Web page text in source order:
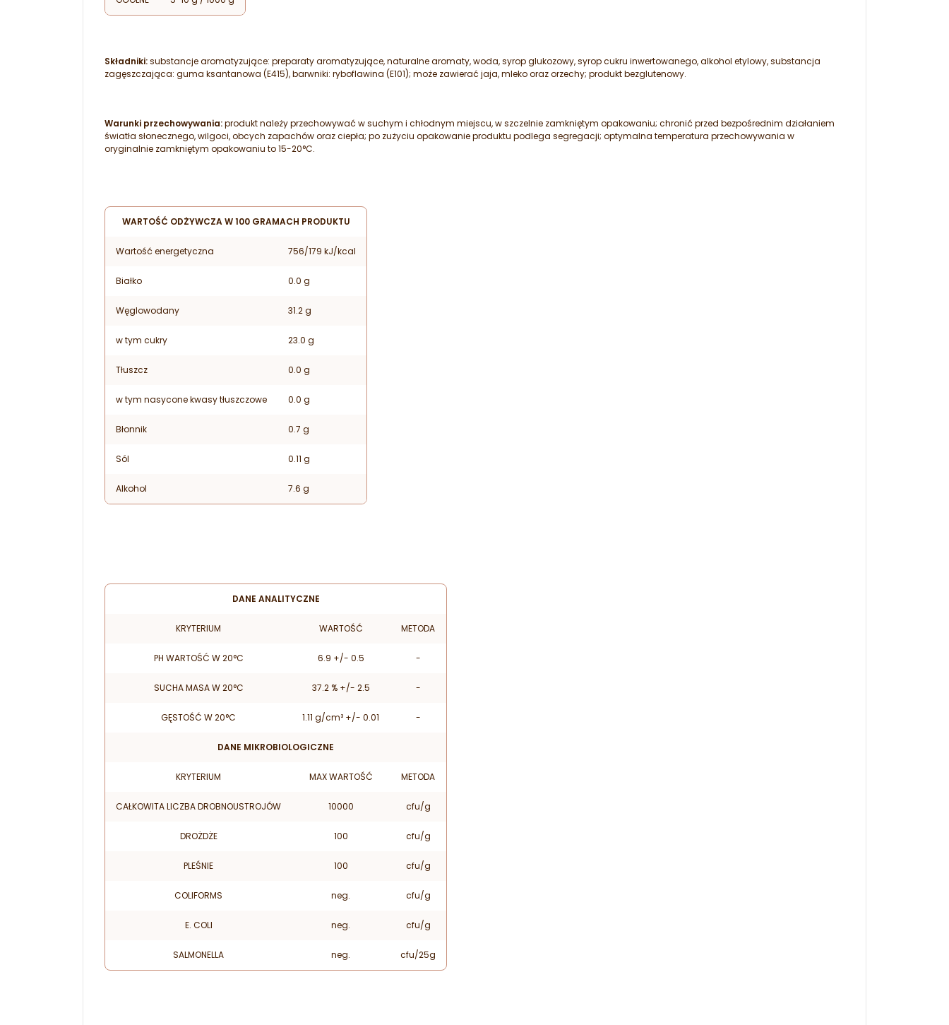
Składniki:substancje aromatyzujące: preparaty aromatyzujące, naturalne aromaty, woda, syrop glukozowy, syrop cukru inwertowanego, alkohol etylowy, substancja
zagęszczająca: guma ksantanowa (E415), barwniki: ryboflawina (E101); może zawierać jaja, mleko oraz orzechy; produkt bezglutenowy.
Warunki przechowywania:produkt należy przechowywać w suchym i chłodnym miejscu, w szczelnie zamkniętym opakowaniu; chronić przed bezpośrednim działaniem
światła słonecznego, wilgoci, obcych zapachów oraz ciepła; po zużyciu opakowanie produktu podlega segregacji; optymalna temperatura przechowywania w
oryginalnie zamkniętym opakowaniu to 15-20°C.
WARTOŚĆ ODŻYWCZA W 100 GRAMACH PRODUKTU
Wartość energetyczna 756/179 kJ/kcal
Białko 0.0 g
Węglowodany 31.2 g
w tym cukry 23.0 g
Tłuszcz 0.0 g
w tym nasycone kwasy tłuszczowe 0.0 g
Błonnik 0.7 g
Sól 0.11 g
Alkohol 7.6 g
DANE ANALITYCZNE
KRYTERIUM WARTOŚĆ METODA
PH WARTOŚĆ W 20°C 6.9 +/- 0.5 -
SUCHA MASA W 20°C 37.2 % +/- 2.5 -
GĘSTOŚĆ W 20°C 1.11 g/cm³ +/- 0.01 -
DANE MIKROBIOLOGICZNE
KRYTERIUM MAX WARTOŚĆ METODA
CAŁKOWITA LICZBA DROBNOUSTROJÓW 10000 cfu/g
DROŻDŻE 100 cfu/g
PLEŚNIE 100 cfu/g
COLIFORMS neg. cfu/g
E. COLI neg. cfu/g
SALMONELLA neg. cfu/25g